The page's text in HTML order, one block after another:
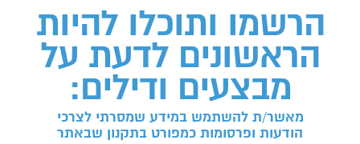
הרשמו ותוכלו להיות
הראשונים לדעת על
מבצעים ודילים:
מאשר/ת להשתמש במידע שמסרתי לצרכי
הודעות ופרסומות כמפורט בתקנון שבאתר